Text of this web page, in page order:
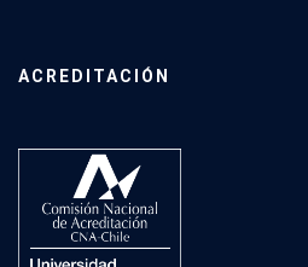
ACREDITACIÓN